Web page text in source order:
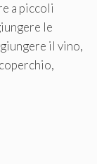
a piccoli
le
il vino,